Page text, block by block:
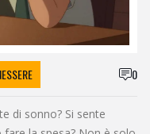
0
di sonno? Si sente